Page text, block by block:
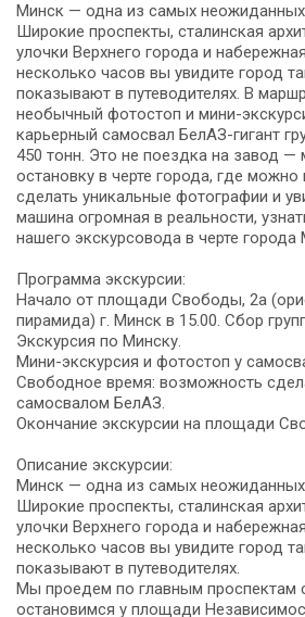
Минск — одна из самых
Широкие проспекты, сталинская
улочки Верхнего города и
несколько часов вы увидите город
показывают в путеводителях. В
необычный фотостоп и мини-
карьерный самосвал БелАЗ-гигант
450 тонн. Это не поездка на завод
остановку в черте города, где
сделать уникальные фотографии и
машина огромная в реальности,
нашего экскурсовода в черте города
Программа экскурсии:
Начало от площади Свободы, 2а
пирамида) г. Минск в 15.00. Сбор
Экскурсия по Минску.
Мини-экскурсия и фотостоп у
Свободное время: возможность
самосвалом БелАЗ.
Окончание экскурсии на площади
Описание экскурсии:​
Минск — одна из самых
Широкие проспекты, сталинская
улочки Верхнего города и
несколько часов вы увидите город
показывают в путеводителях.
Мы проедем по главным проспектам
остановимся у площади